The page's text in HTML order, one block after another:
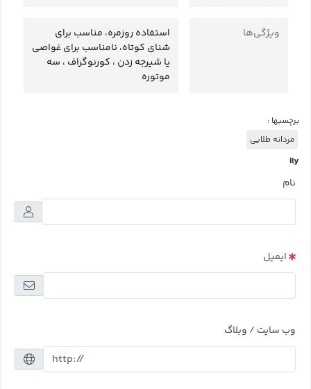
ویژگی‌ها
استفاده روزمره، مناسب برای
شنای کوتاه، نامناسب برای غواصی
یا شیرجه زدن ، کورنوگراف ، سه
موتوره
برچسبها :
مردانه طلایی
Ily
نام
ایمیل
وب سایت / وبلاگ